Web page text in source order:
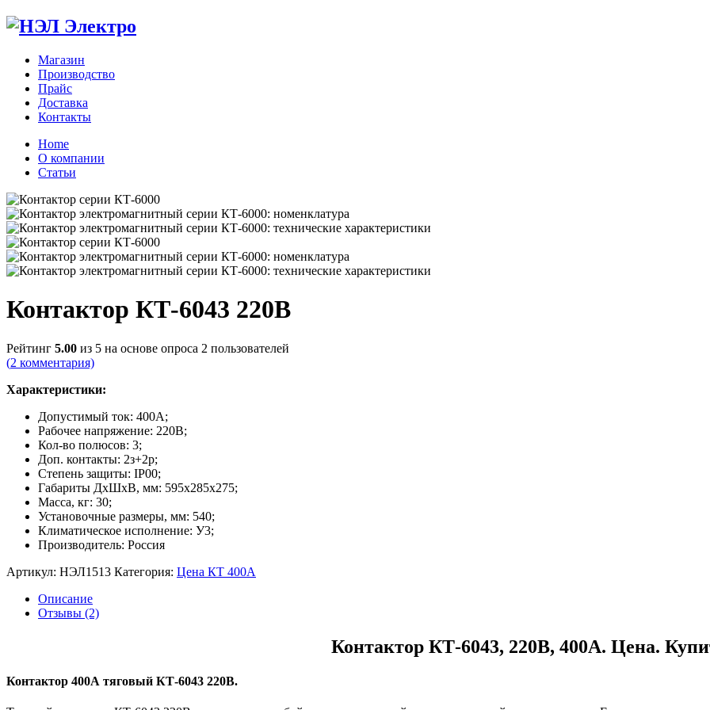
Магазин
Производство
Прайс
Доставка
Контакты
Home
О компании
Статьи
Zoom
Контактор КТ-6043 220В
Рейтинг 5.00 из 5 на основе опроса 2 пользователей
(2 комментария)
Характеристики:
Допустимый ток: 400А;
Рабочее напряжение: 220В;
Кол-во полюсов: 3;
Доп. контакты: 2з+2р;
Степень защиты: IP00;
Габариты ДxШxB, мм: 595х285х275;
Масса, кг: 30;
Установочные размеры, мм: 540;
Климатическое исполнение: У3;
Производитель: Россия
Артикул: НЭЛ1513 Категория: Цена КТ 400А
Описание
Отзывы (2)
Контактор КТ-6043, 220В, 400А. Цена.
Контактор 400А тяговый КТ-6043 220В.